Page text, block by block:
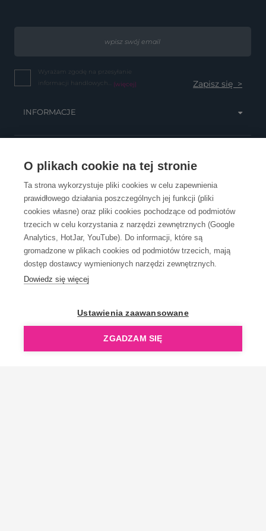
O plikach cookie na tej stronie
Ta strona wykorzystuje pliki cookies w celu zapewnienia
prawidłowego działania poszczególnych jej funkcji (pliki
cookies własne) oraz pliki cookies pochodzące od podmiotów
trzecich w celu korzystania z narzędzi zewnętrznych (Google
Analytics, HotJar, YouTube). Do informacji, które są
gromadzone w plikach cookies od podmiotów trzecich, mają
dostęp dostawcy wymienionych narzędzi zewnętrznych.
Dowiedz się więcej
Ustawienia zaawansowane
ZGADZAM SIĘ
Wyrażam zgodę na przesyłanie
informacji handlowych... (więcej)
INFORMACJE
OBSŁUGA KLIENTA
KONTAKT
OpenGift jest częścią ReflectGroup.